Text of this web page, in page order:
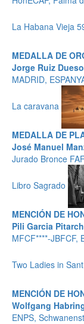
La Habana Vieja
MEDALLA DE
Jorge Ruiz Dueso
MADRID,
La caravana
MEDALLA DE
José Manuel
Jurado Bronce
Libro Sagrado
MENCIÓN DE
Pili Garcia Pitarch
MFCF****-JBFCF,
Two Ladies in
MENCIÓN DE
Wolfgang
ENPS,